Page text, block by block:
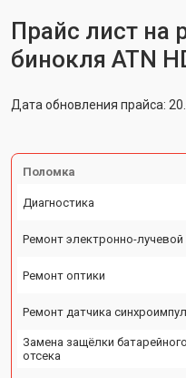
Прайс лист на
бинокля ATN
Дата обновления прайса:
Поломка
Диагностика
Ремонт электронно-лучевой
Ремонт оптики
Ремонт датчика
Замена защёлки батарейного
отсека